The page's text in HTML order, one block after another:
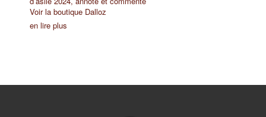
Voir la boutique Dalloz
en lire plus